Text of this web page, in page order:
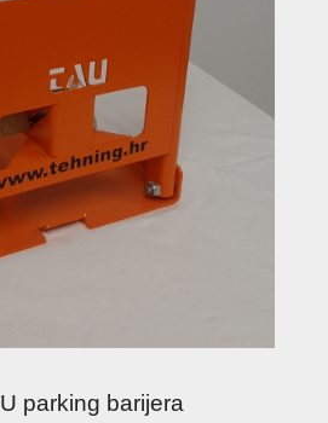
parking barijera